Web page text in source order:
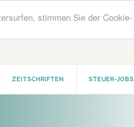
stimmen Sie der Cookie-
ZEITSCHRIFTEN STEUER-JOBS